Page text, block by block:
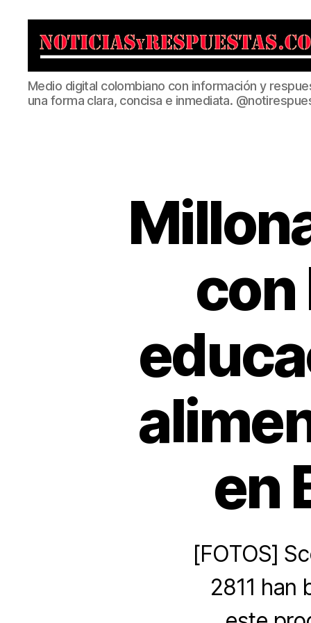
Noticias
y
Respuestas
Medio digital colombiano con información y
una forma clara, concisa e inmediata.
con
en
[FOTOS]
2811 han